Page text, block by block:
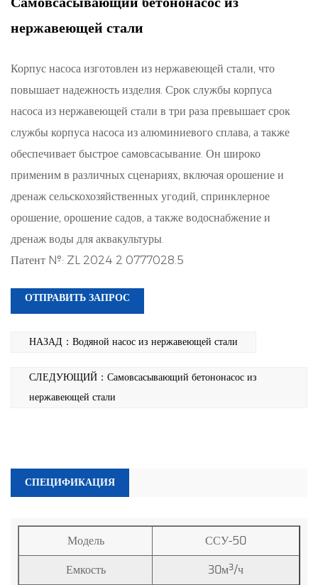
нержавеющей стали
Корпус насоса изготовлен из нержавеющей стали, что
повышает надежность изделия. Срок службы корпуса
насоса из нержавеющей стали в три раза превышает срок
службы корпуса насоса из алюминиевого сплава, а также
обеспечивает быстрое самовсасывание. Он широко
применим в различных сценариях, включая орошение и
дренаж сельскохозяйственных угодий, спринклерное
орошение, орошение садов, а также водоснабжение и
дренаж воды для аквакультуры.
Патент №: ZL 2024 2 0777028.5
ОТПРАВИТЬ ЗАПРОС
НАЗАД：Водяной насос из нержавеющей стали
СЛЕДУЮЩИЙ：Самовсасывающий бетононасос из
нержавеющей стали
СПЕЦИФИКАЦИЯ
Модель
ССУ-50
Емкость
30м³/ч